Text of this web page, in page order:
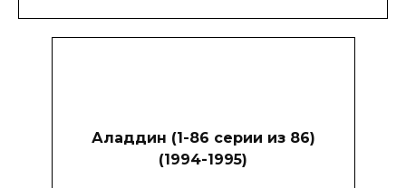
Аладдин (1-86 серии из 86)
(1994-1995)